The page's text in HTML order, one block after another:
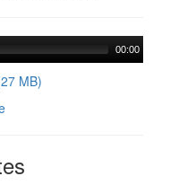
00:00
MB)